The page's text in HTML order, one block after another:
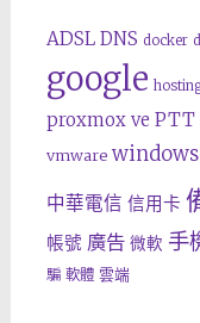
ADSL DNS docker
google
proxmox ve PTT
vmware windows
中華電信 信用卡
帳號 廣告 微軟 手
騙 軟體 雲端